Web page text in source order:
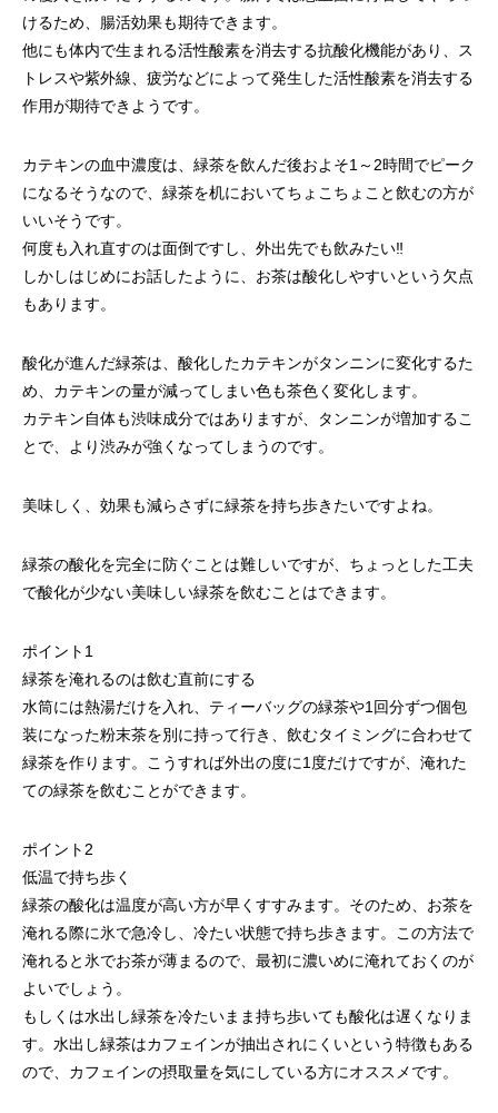
けるため、腸活効果も期待できます。
他にも体内で生まれる活性酸素を消去する抗酸化機能があり、ス
トレスや紫外線、疲労などによって発生した活性酸素を消去する
作用が期待できようです。
カテキンの血中濃度は、緑茶を飲んだ後およそ1～2時間でピーク
になるそうなので、緑茶を机においてちょこちょこと飲むの方が
いいそうです。
何度も入れ直すのは面倒ですし、外出先でも飲みたい‼
しかしはじめにお話したように、お茶は酸化しやすいという欠点
もあります。
酸化が進んだ緑茶は、酸化したカテキンがタンニンに変化するた
め、カテキンの量が減ってしまい色も茶色く変化します。
カテキン自体も渋味成分ではありますが、タンニンが増加するこ
とで、より渋みが強くなってしまうのです。
美味しく、効果も減らさずに緑茶を持ち歩きたいですよね。
緑茶の酸化を完全に防ぐことは難しいですが、ちょっとした工夫
で酸化が少ない美味しい緑茶を飲むことはできます。
ポイント1
緑茶を淹れるのは飲む直前にする
水筒には熱湯だけを入れ、ティーバッグの緑茶や1回分ずつ個包
装になった粉末茶を別に持って行き、飲むタイミングに合わせて
緑茶を作ります。こうすれば外出の度に1度だけですが、淹れた
ての緑茶を飲むことができます。
ポイント2
低温で持ち歩く
緑茶の酸化は温度が高い方が早くすすみます。そのため、お茶を
淹れる際に氷で急冷し、冷たい状態で持ち歩きます。この方法で
淹れると氷でお茶が薄まるので、最初に濃いめに淹れておくのが
よいでしょう。
もしくは水出し緑茶を冷たいまま持ち歩いても酸化は遅くなりま
す。水出し緑茶はカフェインが抽出されにくいという特徴もある
ので、カフェインの摂取量を気にしている方にオススメです。